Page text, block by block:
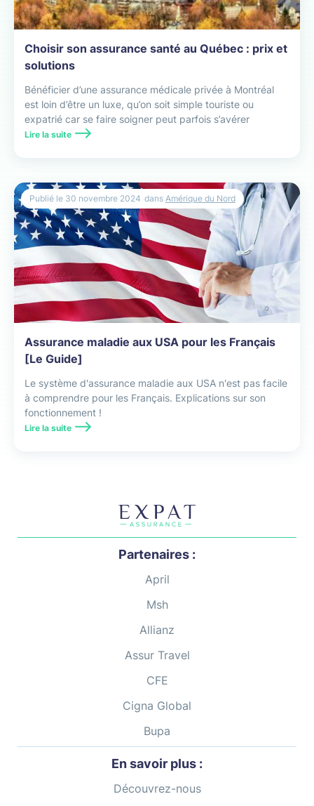
Choisir son assurance santé au Québec : prix et
solutions
Bénéficier d’une assurance médicale privée à Montréal
est loin d’être un luxe, qu’on soit simple touriste ou
expatrié car se faire soigner peut parfois s’avérer
compliqué et coûter cher.
Lire la suite
Assurance maladie aux USA pour les Français
[Le Guide]
Le système d'assurance maladie aux USA n'est pas facile
à comprendre pour les Français. Explications sur son
fonctionnement !
Lire la suite
Publié le 30 novembre 2024 dans Amérique du Nord
Partenaires :
April
Msh
Allianz
Assur Travel
CFE
Cigna Global
Bupa
En savoir plus :
Découvrez-nous